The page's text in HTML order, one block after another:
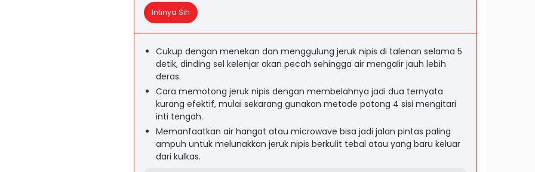
Intinya Sih
Cukup dengan menekan dan menggulung jeruk nipis di talenan selama 5
detik, dinding sel kelenjar akan pecah sehingga air mengalir jauh lebih
deras.
Cara memotong jeruk nipis dengan membelahnya jadi dua ternyata
kurang efektif, mulai sekarang gunakan metode potong 4 sisi mengitari
inti tengah.
Memanfaatkan air hangat atau microwave bisa jadi jalan pintas paling
ampuh untuk melunakkan jeruk nipis berkulit tebal atau yang baru keluar
dari kulkas.